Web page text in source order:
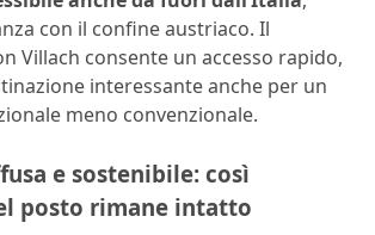
con il confine austriaco. Il
Villach consente un accesso rapido,
interessante anche per un
meno convenzionale.
e sostenibile: così
posto rimane intatto